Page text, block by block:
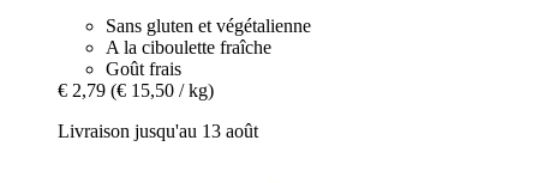
Sans gluten et végétalienne
A la ciboulette fraîche
Goût frais
€ 2,79 (€ 15,50 / kg)
Livraison jusqu'au 13 août